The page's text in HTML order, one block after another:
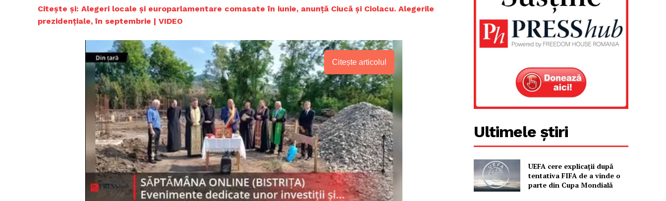
Citește și: Alegeri locale și europarlamentare comasate în iunie, anunță Ciucă și Ciolacu. Alegerile
prezidențiale, în septembrie | VIDEO
Citește articolul
Ultimele știri
UEFA cere explicații după
tentativa FIFA de a vinde o
parte din Cupa Mondială